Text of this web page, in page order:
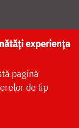
NAȚIONALĂ
experiența
pagină
de tip